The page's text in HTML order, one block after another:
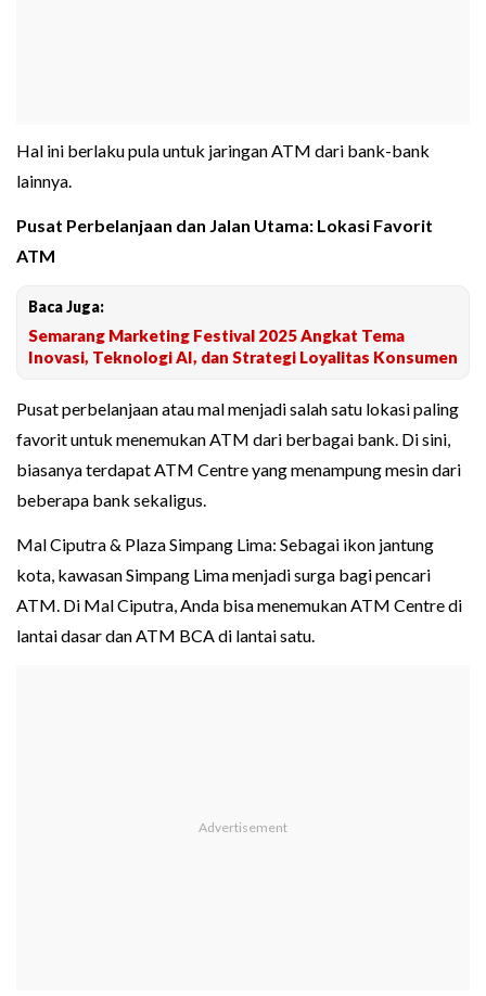
Hal ini berlaku pula untuk jaringan ATM dari bank-bank
lainnya.
Pusat Perbelanjaan dan Jalan Utama: Lokasi Favorit
ATM
Baca Juga:
Semarang Marketing Festival 2025 Angkat Tema
Inovasi, Teknologi AI, dan Strategi Loyalitas Konsumen
Pusat perbelanjaan atau mal menjadi salah satu lokasi paling
favorit untuk menemukan ATM dari berbagai bank. Di sini,
biasanya terdapat ATM Centre yang menampung mesin dari
beberapa bank sekaligus.
Mal Ciputra & Plaza Simpang Lima: Sebagai ikon jantung
kota, kawasan Simpang Lima menjadi surga bagi pencari
ATM. Di Mal Ciputra, Anda bisa menemukan ATM Centre di
lantai dasar dan ATM BCA di lantai satu.